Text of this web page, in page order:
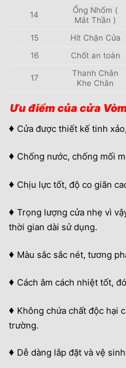
14
Ống Nhốm (
Mắt Thần )
15 Hít Chặn Cửa
16
Chốt an toàn
17
Thanh Chắn
Khe Chân
Ưu điểm của cửa
♦ Cửa được thiết kế tinh
♦ Chống nước, chống mối
♦ Chịu lực tốt, độ co giãn
♦ Trọng lượng cửa nhẹ vì
thời gian dài sử dụng.
♦ Màu sắc sắc nét, tương
♦ Cách âm cách nhiệt tốt,
♦ Không chứa chất độc hại
trường.
♦ Dễ dàng lắp đặt và vệ